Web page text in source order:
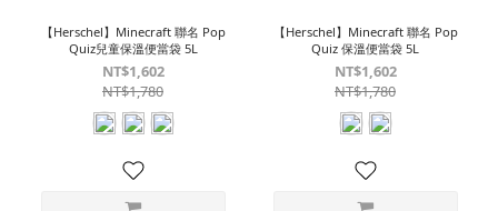
【Herschel】Minecraft 聯名 Pop
Quiz兒童保溫便當袋 5L
NT$1,602
NT$1,780
【Herschel】Minecraft 聯名 Pop
Quiz 保溫便當袋 5L
NT$1,602
NT$1,780